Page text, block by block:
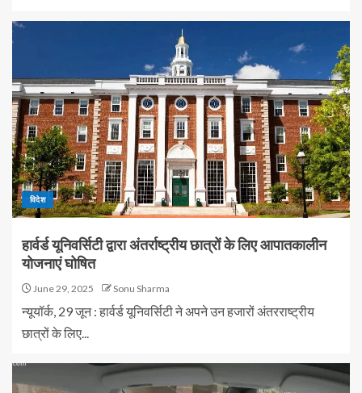
विदेश
हार्वर्ड यूनिवर्सिटी द्वारा अंतर्राष्ट्रीय छात्रों के लिए आपातकालीन
योजनाएं घोषित
June 29, 2025 Sonu Sharma
न्यूयॉर्क, 29 जून : हार्वर्ड यूनिवर्सिटी ने अपने उन हजारों अंतरराष्ट्रीय
छात्रों के लिए...